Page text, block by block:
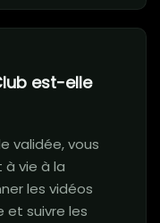
est-elle
validée, vous
vie à la
les vidéos
et suivre les